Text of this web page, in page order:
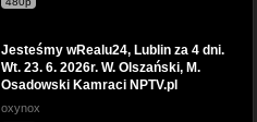
Jesteśmy wRealu24, Lublin za 4 dni.
Wt. 23. 6. 2026r. W. Olszański, M.
Osadowski Kamraci NPTV.pl
oxynox